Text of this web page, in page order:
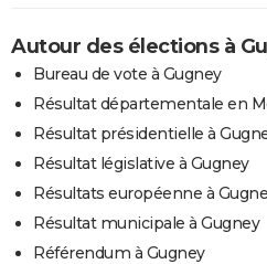
Autour des élections à
Bureau de vote à Gugney
Résultat départementale en
Résultat présidentielle à
Résultat législative à Gugney
Résultats européenne à
Résultat municipale à Gugney
Référendum à Gugney